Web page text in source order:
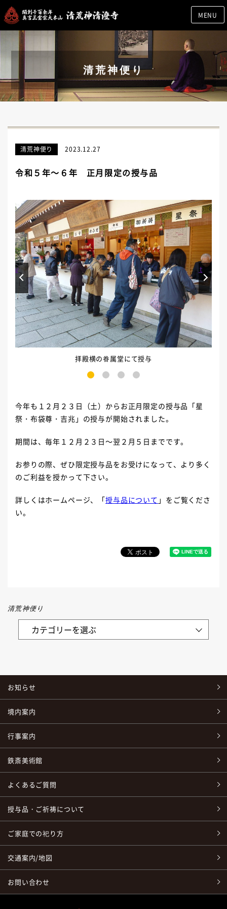
MENU
清荒神便り
清荒神便り 2023.12.27
令和５年～６年 正月限定の授与品
拝殿横の眷属堂にて授与
3 4
Prev Next
今年も１２月２３日（土）からお正月限定の授与品「星
祭・布袋尊・吉兆」の授与が開始されました。
期間は、毎年１２月２３日～翌２月５日までです。
お参りの際、ぜひ限定授与品をお受けになって、より多く
のご利益を授かって下さい。
詳しくはホームページ、「授与品について 」をご覧くださ
い。
清荒神便り
お知らせ
境内案内
行事案内
鉄斎美術館
よくあるご質問
授与品・ご祈祷について
ご家庭での祀り方
交通案内/地図
お問い合わせ